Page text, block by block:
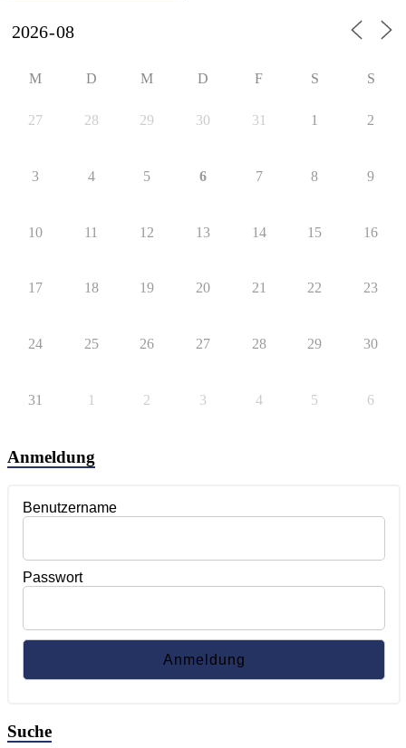
M D M D F S S
27 28 29 30 31 1 2
3 4 5 6 7 8 9
10 11 12 13 14 15 16
17 18 19 20 21 22 23
24 25 26 27 28 29 30
31 1 2 3 4 5 6
Anmeldung
Benutzername
Passwort
Suche